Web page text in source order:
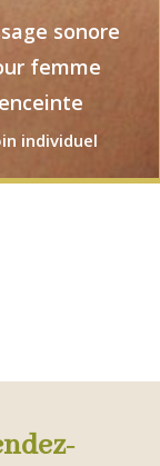
sonore
femme
enceinte
individuel